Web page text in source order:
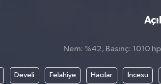
Nem: %42, Basınç: 1010
Develi Felahiye Hacılar İncesu